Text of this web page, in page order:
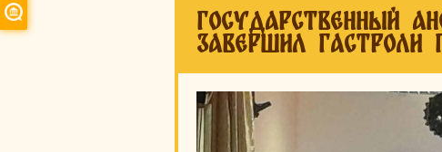
Государственный
завершил гастроли